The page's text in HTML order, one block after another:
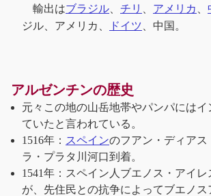
輸出はブラジル チリ アメリカ
ジル、アメリカ、
ドイツ 、中国。
アルゼンチンの歴史
元々この地の山岳地帯やパンパにはイ
ていたと言われている。
1516年： スペインのフアン・ディア
ラ・プラタ川河口到着。
1541年：スペイン人ブエノス・アイ
が、先住民との抗争によってブエノス